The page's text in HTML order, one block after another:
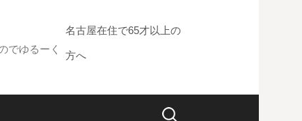
でゆるーく
名古屋在住で65才以上の
方へ
検